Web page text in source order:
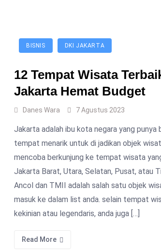
BISNIS DKI JAKARTA
12 Tempat Wisata
Jakarta Hemat Budget
Danes Wara 7 Agustus 2023
Jakarta adalah ibu kota negara yang punya
tempat menarik untuk di jadikan objek
mencoba berkunjung ke tempat wisata
Jakarta Barat, Utara, Selatan, Pusat, atau
Ancol dan TMII adalah salah satu objek
masuk ke dalam list anda. selain tempat
kekinian atau legendaris, anda juga […]
Read More